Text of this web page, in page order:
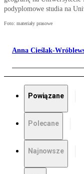
podyplomowe studia na
Foto: materiały prasowe
Anna Cieślak-
Powiązane
Polecane
Najnowsze